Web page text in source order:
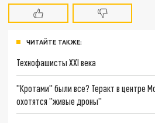
ЧИТАЙТЕ ТАКЖЕ:
Технофашисты XXI века
"Кротами" были все? Теракт в центре
охотятся "живые дроны"